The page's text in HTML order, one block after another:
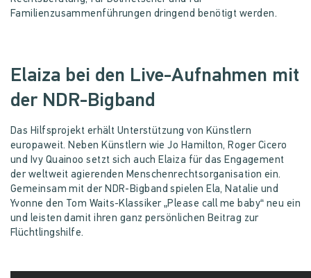
Familienzusammenführungen dringend benötigt werden.
Elaiza bei den Live-Aufnahmen mit
der NDR-Bigband
Das Hilfsprojekt erhält Unterstützung von Künstlern
europaweit. Neben Künstlern wie Jo Hamilton, Roger Cicero
und Ivy Quainoo setzt sich auch Elaiza für das Engagement
der weltweit agierenden Menschenrechtsorganisation ein.
Gemeinsam mit der NDR-Bigband spielen Ela, Natalie und
Yvonne den Tom Waits-Klassiker „Please call me baby“ neu ein
und leisten damit ihren ganz persönlichen Beitrag zur
Flüchtlingshilfe.